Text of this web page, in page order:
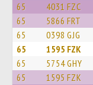
65 4031 FZC
65 5866 FRT
65 0398 GJG
65 1595 FZK
65 5754 GHY
65 1595 FZK